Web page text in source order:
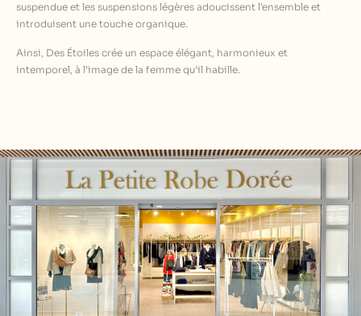
suspendue et les suspensions légères adoucissent l’ensemble et
introduisent une touche organique.
Ainsi, Des Étoiles crée un espace élégant, harmonieux et
intemporel, à l’image de la femme qu’il habille.